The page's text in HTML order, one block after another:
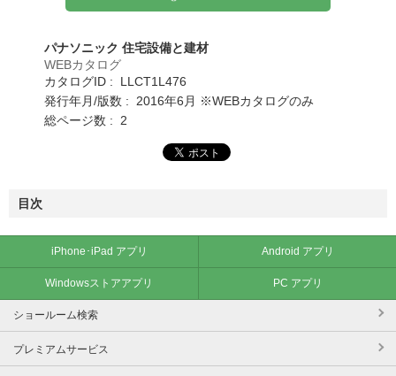
パナソニック 住宅設備と建材
WEBカタログ
カタログID : LLCT1L476
発行年月/版数 : 2016年6月 ※WEBカタログのみ
総ページ数 : 2
目次
iPhone･iPad アプリ Android アプリ
Windowsストアアプリ PC アプリ
ショールーム検索
プレミアムサービス